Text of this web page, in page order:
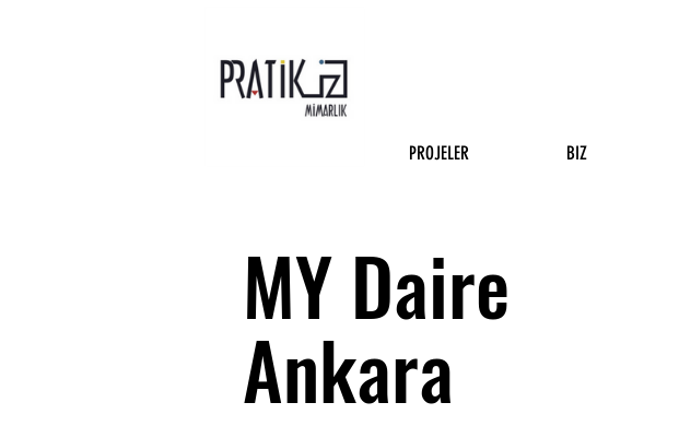
PROJELER BIZ
MY Daire
Ankara